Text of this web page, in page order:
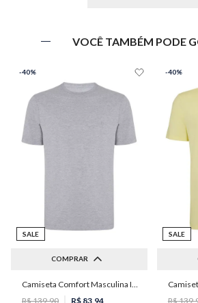
VOCÊ TAMBÉM PODE
-40%
SALE
COMPRAR
P M G GG
Camiseta Comfort Masculina Individual
R$139,90 R$ 83,94
-40%
SALE
R$139,